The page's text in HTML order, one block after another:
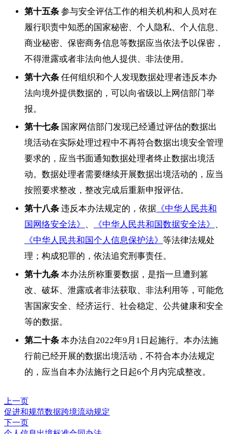
第十五条 参与安全评估工作的相关机构和人员对在
履行职责中知悉的国家秘密、个人隐私、个人信息、
商业秘密、保密商务信息等数据应当依法予以保密，
不得泄露或者非法向他人提供、非法使用。
第十六条 任何组织和个人发现数据处理者违反本办
法向境外提供数据的，可以向省级以上网信部门举
报。
第十七条 国家网信部门发现已经通过评估的数据出
境活动在实际处理过程中不再符合数据出境安全管理
要求的，应当书面通知数据处理者终止数据出境活
动。数据处理者需要继续开展数据出境活动的，应当
按照要求整改，整改完成后重新申报评估。
第十八条 违反本办法规定的，依据 《中华人民共和
国网络安全法》 、 《中华人民共和国数据安全法》 、
《中华人民共和国个人信息保护法》 等法律法规处
理；构成犯罪的，依法追究刑事责任。
第十九条 本办法所称重要数据，是指一旦遭到篡
改、破坏、泄露或者非法获取、非法利用等，可能危
害国家安全、经济运行、社会稳定、公共健康和安全
等的数据。
第二十条 本办法自2022年9月1日起施行。本办法施
行前已经开展的数据出境活动，不符合本办法规定
的，应当自本办法施行之日起6个月内完成整改。
上一页
促进和规范数据跨境流动规定
下一页